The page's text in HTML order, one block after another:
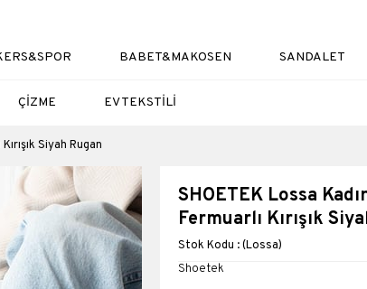
BABET&MAKOSEN SANDALET
ÇİZME EV TEKSTİLİ
Siyah Rugan
SHOETEK Lossa
Fermuarlı Kırışık
(Lossa)
Shoetek